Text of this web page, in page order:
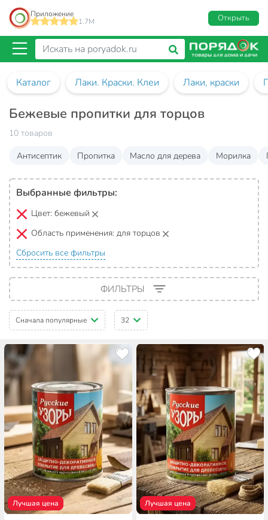
Приложение
1.7M
Открыть
Каталог Лаки. Краски. Клеи Лаки, краски
Бежевые пропитки для торцов
10 товаров
Антисептик
Пропитка Масло для дерева Морилка
Выбранные фильтры:
Цвет: бежевый
Область применения: для торцов
Сбросить все фильтры
ФИЛЬТРЫ
Сначала популярные 32
Лучшая цена Лучшая цена